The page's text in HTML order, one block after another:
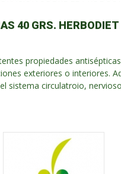
40 GRS. HERBODIET
propiedades
exteriores o interiores.
sistema circulatroio,